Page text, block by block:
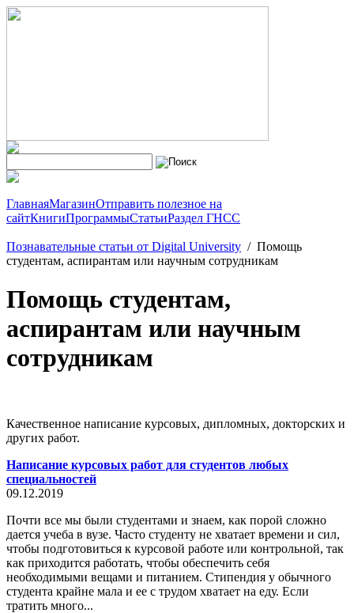
ГлавнаяМагазинОтправить полезное на
сайтКнигиПрограммыСтатьиРаздел ГНСС
Познавательные статьи от Digital University / Помощь
студентам, аспирантам или научным сотрудникам
Помощь студентам,
аспирантам или научным
сотрудникам
Качественное написание курсовых, дипломных, докторских и
других работ.
Написание курсовых работ для студентов любых
специальностей
09.12.2019
Почти все мы были студентами и знаем, как порой сложно
дается учеба в вузе. Часто студенту не хватает времени и сил,
чтобы подготовиться к курсовой работе или контрольной, так
как приходится работать, чтобы обеспечить себя
необходимыми вещами и питанием. Стипендия у обычного
студента крайне мала и ее с трудом хватает на еду. Если
тратить много...